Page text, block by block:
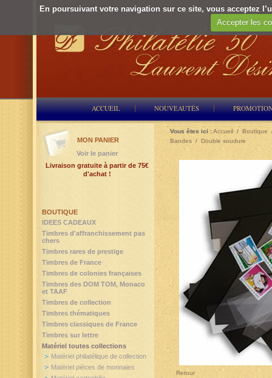
En poursuivant votre navigation sur ce site, vous acceptez
Accepter les
ACCUEIL NOUVEAUTÉS
Vous êtes ici :Accueil / Boutique
Bandes / Double soudure
Retour
BOUTIQUE
IDEES CADEAUX
Timbres d'affranchissement pas
chers
Timbres rares de prestige
Timbres de France
Timbres de colonies françaises
Timbres des DOM TOM, Monaco
et TAAF
Timbres de collection
Timbres thématiques
Timbres classiques de France
Timbres sur lettre
Matériel toutes collections
Matériel philatélique de collection
Matériel pièces de monnaies
MON PANIER
Voir le panier
Livraison gratuite à partir de 75€
d'achat !